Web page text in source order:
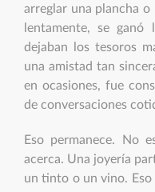
arreglar una plancha
lentamente, se
dejaban los tesoros
una amistad tan
en ocasiones, fue
de conversaciones
Eso permanece. No
acerca. Una joyería
un tinto o un vino. Eso